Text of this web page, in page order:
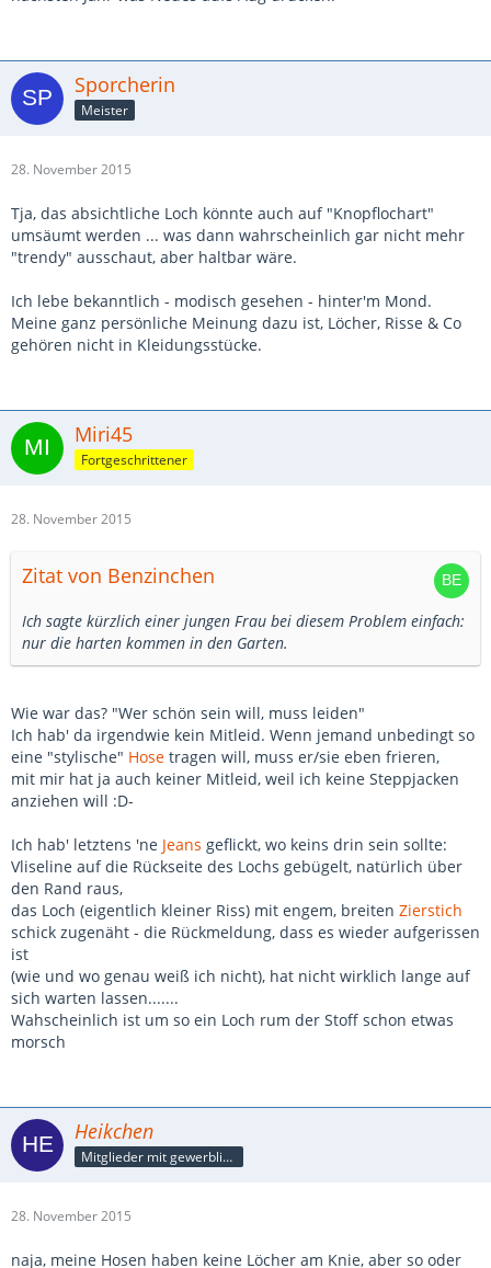
Sporcherin
Meister
28. November 2015
Tja, das absichtliche Loch könnte auch auf "Knopflochart"
umsäumt werden ... was dann wahrscheinlich gar nicht mehr
"trendy" ausschaut, aber haltbar wäre.
Ich lebe bekanntlich - modisch gesehen - hinter'm Mond.
Meine ganz persönliche Meinung dazu ist, Löcher, Risse & Co
gehören nicht in Kleidungsstücke.
Miri45
Fortgeschrittener
28. November 2015
Zitat von Benzinchen
Ich sagte kürzlich einer jungen Frau bei diesem Problem einfach:
nur die harten kommen in den Garten.
Wie war das? "Wer schön sein will, muss leiden"
Ich hab' da irgendwie kein Mitleid. Wenn jemand unbedingt so
eine "stylische" Hose tragen will, muss er/sie eben frieren,
mit mir hat ja auch keiner Mitleid, weil ich keine Steppjacken
anziehen will :D-
Ich hab' letztens 'ne Jeans geflickt, wo keins drin sein sollte:
Vliseline auf die Rückseite des Lochs gebügelt, natürlich über
den Rand raus,
das Loch (eigentlich kleiner Riss) mit engem, breiten Zierstich
schick zugenäht - die Rückmeldung, dass es wieder aufgerissen
ist
(wie und wo genau weiß ich nicht), hat nicht wirklich lange auf
sich warten lassen.......
Wahscheinlich ist um so ein Loch rum der Stoff schon etwas
morsch
Heikchen
Mitglieder mit gewerblicher Verbindung, auch als Mitarbeiter/in
28. November 2015
naja, meine Hosen haben keine Löcher am Knie, aber so oder